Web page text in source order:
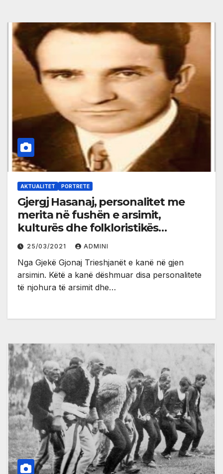
AKTUALITET PORTRETE
Gjergj Hasanaj, personalitet me
merita në fushën e arsimit,
kulturës dhe folkloristikës
shqiptare
25/03/2021 ADMINI
Nga Gjekë Gjonaj Trieshjanët e kanë në gjen
arsimin. Këtë a kanë dëshmuar disa personalitete
të njohura të arsimit dhe…